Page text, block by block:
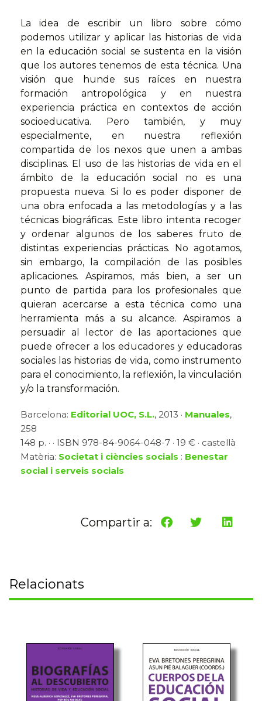
La idea de escribir un libro sobre cómo
podemos utilizar y aplicar las historias de vida
en la educación social se sustenta en la visión
que los autores tenemos de esta técnica. Una
visión que hunde sus raíces en nuestra
formación antropológica y en nuestra
experiencia práctica en contextos de acción
socioeducativa. Pero también, y muy
especialmente, en nuestra reflexión
compartida de los nexos que unen a ambas
disciplinas. El uso de las historias de vida en el
ámbito de la educación social no es una
propuesta nueva. Si lo es poder disponer de
una obra enfocada a las metodologías y a las
técnicas biográficas. Este libro intenta recoger
y ordenar algunos de los saberes fruto de
distintas experiencias prácticas. No agotamos,
sin embargo, la compilación de las posibles
aplicaciones. Aspiramos, más bien, a ser un
punto de partida para los profesionales que
quieran acercarse a esta técnica como una
herramienta más a su alcance. Aspiramos a
persuadir al lector de las aportaciones que
puede ofrecer a los educadores y educadoras
sociales las historias de vida, como instrumento
para el conocimiento, la reflexión, la vinculación
y/o la transformación.
Barcelona: Editorial UOC, S.L., 2013 · Manuales,
258
148 p. · · ISBN 978-84-9064-048-7 · 19 € · castellà
Matèria: Societat i ciències socials : Benestar
social i serveis socials
Compartir a:
Relacionats